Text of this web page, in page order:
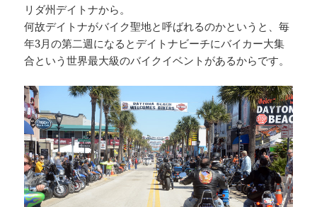
リダ州デイトナから。
何故デイトナがバイク聖地と呼ばれるのかというと、毎
年3月の第二週になるとデイトナビーチにバイカー大集
合という世界最大級のバイクイベントがあるからです。